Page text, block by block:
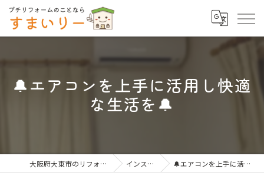
🔔エアコンを上手に活用し快適
な生活を🔔
大阪府大東市のリフォームならすまいりー インスタグラム 🔔エアコンを上手に活用し快適な生活を🔔